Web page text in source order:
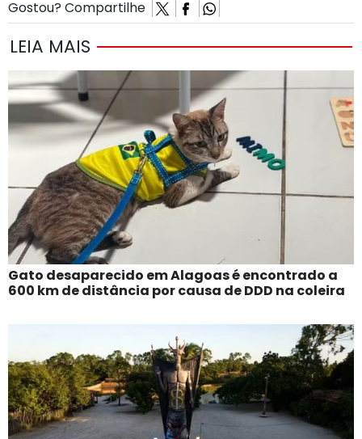
Gostou? Compartilhe
LEIA MAIS
Gato desaparecido em Alagoas é encontrado a
600 km de distância por causa de DDD na coleira